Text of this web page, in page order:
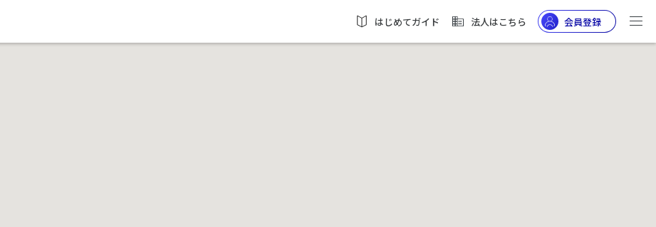
はじめてガイド 法人はこちら 会員登録